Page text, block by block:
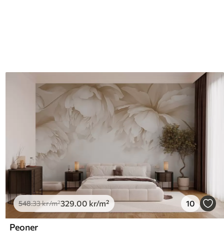
548.33kr/m²329 .00 kr/m² 10
Peoner